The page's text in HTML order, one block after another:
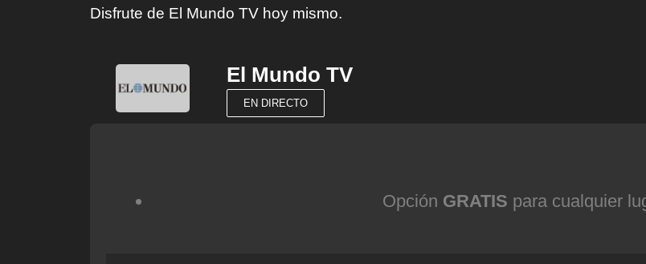
Disfrute de El Mundo TV hoy mismo.
El Mundo TV
EN DIRECTO
Opción GRATIS para cualquier